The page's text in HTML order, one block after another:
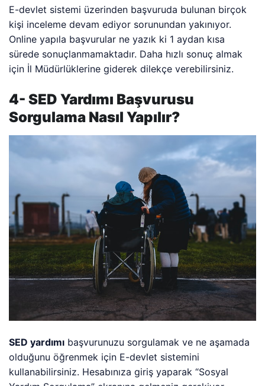
E-devlet sistemi üzerinden başvuruda bulunan birçok
kişi inceleme devam ediyor sorunundan yakınıyor.
Online yapıla başvurular ne yazık ki 1 aydan kısa
sürede sonuçlanmamaktadır. Daha hızlı sonuç almak
için İl Müdürlüklerine giderek dilekçe verebilirsiniz.
4- SED Yardımı Başvurusu
Sorgulama Nasıl Yapılır?
SED yardımı başvurunuzu sorgulamak ve ne aşamada
olduğunu öğrenmek için E-devlet sistemini
kullanabilirsiniz. Hesabınıza giriş yaparak “Sosyal